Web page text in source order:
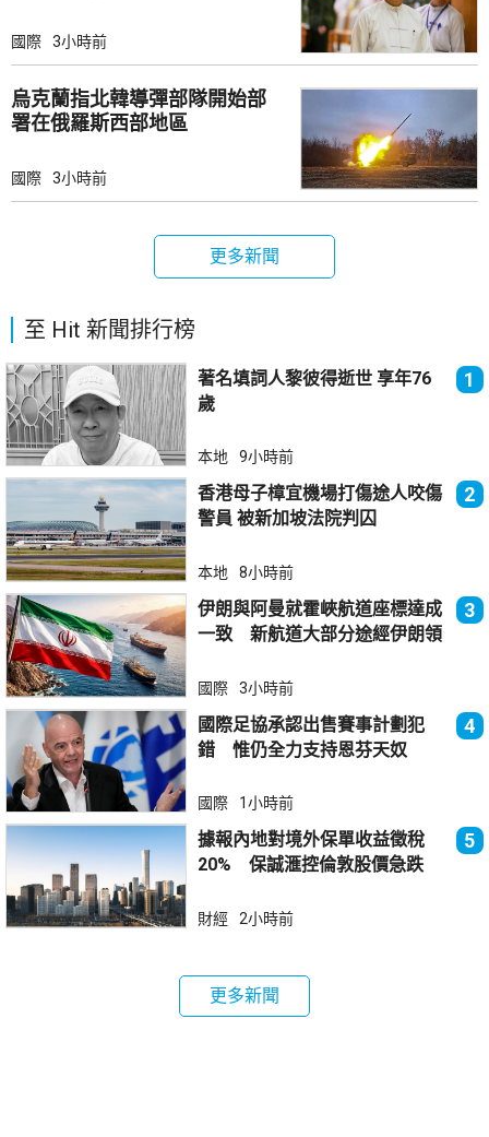
國際 3小時前
烏克蘭指北韓導彈部隊開始部
署在俄羅斯西部地區
國際 3小時前
更多新聞
至 Hit 新聞排行榜
著名填詞人黎彼得逝世 享年76
歲
1
本地 9小時前
香港母子樟宜機場打傷途人咬傷
警員 被新加坡法院判囚
2
本地 8小時前
伊朗與阿曼就霍峽航道座標達成
一致 新航道大部分途經伊朗領
3
國際 3小時前
國際足協承認出售賽事計劃犯
錯 惟仍全力支持恩芬天奴
4
國際 1小時前
據報內地對境外保單收益徵稅
20% 保誠滙控倫敦股價急跌
5
財經 2小時前
更多新聞